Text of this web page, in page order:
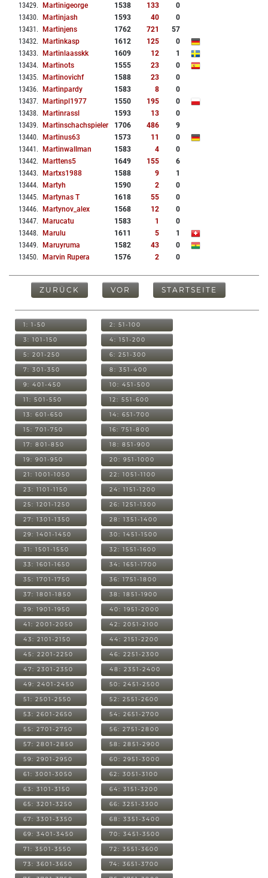
13429. Martinigeorge 1538 133
0
13430. Martinjash 1593 40
0
13431 . Martinjens 1762 721
57
13432. Martinkasp 1612 125
0
13433. Martinlaasskk 1609 12
1
13434. Martinots 1555 23
0
13435. Martinovichf 1588 23
0
13436. Martinpardy 1583 8
0
13437. Martinpl1977 1550 195
0
13438. Martinrassl 1593 13
0
13439. Martinschachspieler 1706 486
9
13440. Martinus63 1573 11
0
13441 . Martinwallman 1583 4
0
13442. Marttens5 1649 155
6
13443. Martxs1988 1588 9
1
13444. Martyh 1590 2
0
13445. Martynas T 1618 55
0
13446. Martynov_alex 1568 12
0
13447. Marucatu 1583 1
0
13448. Marulu 1611 5
1
13449. Maruyruma 1582 43
0
13450. Marvin Rupera 1576 2 0
ZURÜCK VOR STARTSEITE
1: 1-50 2: 51-100
3: 101-150 4: 151-200
5: 201-250 6: 251-300
7: 301-350 8: 351-400
9: 401-450 10: 451-500
11: 501-550 12: 551-600
13: 601-650 14: 651-700
15: 701-750 16: 751-800
17: 801-850 18: 851-900
19: 901-950 20: 951-1000
21: 1001-1050 22: 1051-1100
23: 1101-1150 24: 1151-1200
25: 1201-1250 26: 1251-1300
27: 1301-1350 28: 1351-1400
29: 1401-1450 30: 1451-1500
31: 1501-1550 32: 1551-1600
33: 1601-1650 34: 1651-1700
35: 1701-1750 36: 1751-1800
37: 1801-1850 38: 1851-1900
39: 1901-1950 40: 1951-2000
41: 2001-2050 42: 2051-2100
43: 2101-2150 44: 2151-2200
45: 2201-2250 46: 2251-2300
47: 2301-2350 48: 2351-2400
49: 2401-2450 50: 2451-2500
51: 2501-2550 52: 2551-2600
53: 2601-2650 54: 2651-2700
55: 2701-2750 56: 2751-2800
57: 2801-2850 58: 2851-2900
59: 2901-2950 60: 2951-3000
61: 3001-3050 62: 3051-3100
63: 3101-3150 64: 3151-3200
65: 3201-3250 66: 3251-3300
67: 3301-3350 68: 3351-3400
69: 3401-3450 70: 3451-3500
71: 3501-3550 72: 3551-3600
73: 3601-3650 74: 3651-3700